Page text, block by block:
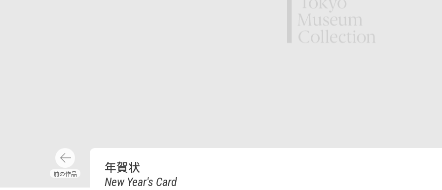
年賀状
New Year's Card